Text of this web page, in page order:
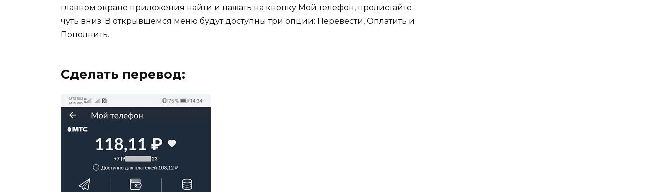
главном экране приложения найти и нажать на кнопку Мой телефон, пролистайте
чуть вниз. В открывшемся меню будут доступны три опции: Перевести, Оплатить и
Пополнить.
Сделать перевод: